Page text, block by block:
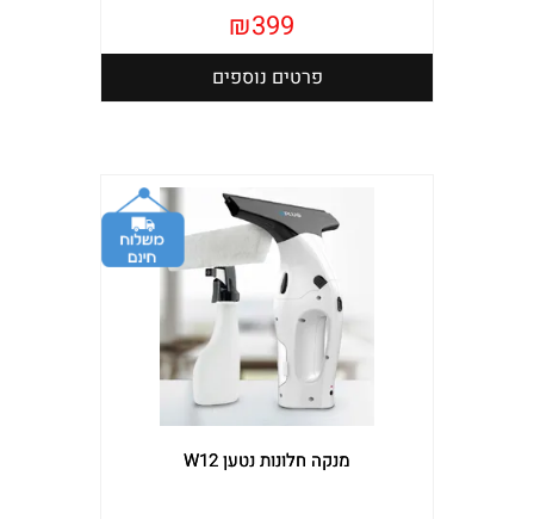
₪399
פרטים נוספים
מנקה חלונות נטען W12